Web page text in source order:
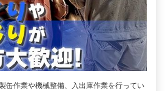
缶作業や機械整備、入出庫作業を行ってい